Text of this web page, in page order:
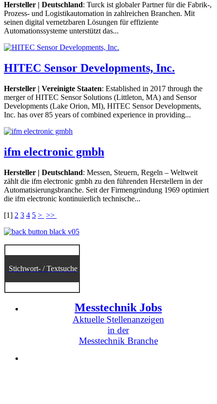
Hersteller | Deutschland: Turck ist globaler Partner für die Fabrik-,
Prozess- und Logistikautomation in zahlreichen Branchen. Mit
seinen digital vernetzbaren Lösungen für effiziente
Automationssysteme unterstützt das...
HITEC Sensor Developments, Inc.
Hersteller | Vereinigte Staaten: Established in 2017 through the
merger of HITEC Sensor Solutions (Littleton, MA) and Sensor
Developments (Lake Orion, MI), HITEC Sensor Developments,
Inc. has over 85 years of combined experience in providing...
ifm electronic gmbh
Hersteller | Deutschland: Messen, Steuern, Regeln – Weltweit
zählt die ifm electronic gmbh zu den führenden Herstellern in der
Automatisierungsbranche. Seit der Firmengründung 1969 optimiert
die ifm electronic kontinuierlich technische...
[1] 2 3 4 5 > >>
Stichwort- / Textsuche
Messtechnik Jobs
Aktuelle Stellenanzeigen
in der
Messtechnik Branche